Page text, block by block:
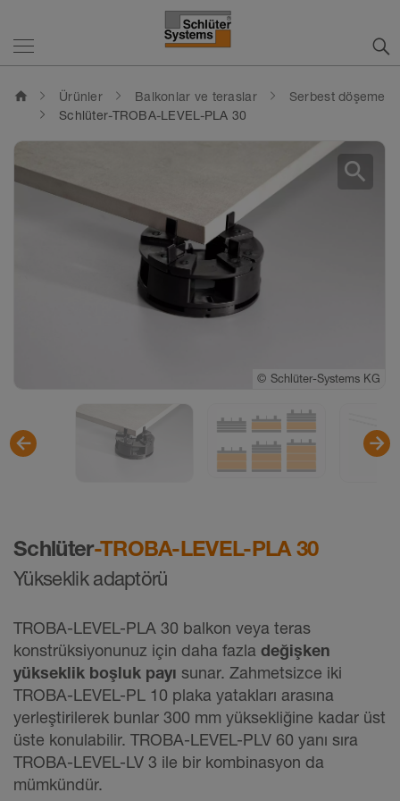
home Ürünler Balkonlar ve teraslar
Serbest döşeme
Schlüter-TROBA-LEVEL-PLA 30
Schlüter-TROBA-LEVEL-PLA 30
Yükseklik adaptörü
TROBA-LEVEL-PLA 30 balkon veya teras
konstrüksiyonunuz için daha fazla değişken
yükseklik boşluk payı sunar. Zahmetsizce iki
TROBA-LEVEL-PL 10 plaka yatakları arasına
yerleştirilerek bunlar 300 mm yüksekliğine kadar üst
üste konulabilir. TROBA-LEVEL-PLV 60 yanı sıra
TROBA-LEVEL-LV 3 ile bir kombinasyon da
mümkündür.
© Schlüter-Systems KG
© Schlüter-Systems KG
search